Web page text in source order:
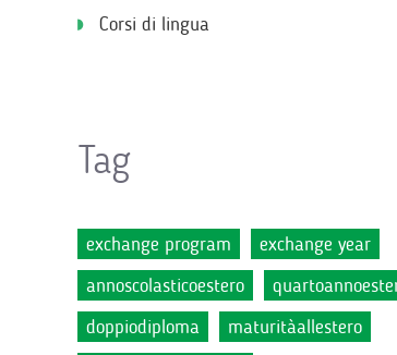
Corsi di lingua
Tag
exchange program
exchange year
annoscolasticoestero
doppiodiploma
maturitàallestero